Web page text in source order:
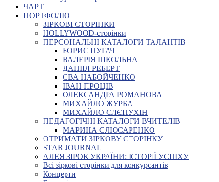
ЧАРТ
ПОРТФОЛІО
ЗІРКОВІ СТОРІНКИ
HOLLYWOOD-сторінки
ПЕРСОНАЛЬНІ КАТАЛОГИ ТАЛАНТІВ
БОРИС ПУГАЧ
ВАЛЕРІЯ ШКОЛЬНА
ДАНІІЛ РЕБЕРТ
ЄВА НАБОЙЧЕНКО
ІВАН ПРОЦІВ
ОЛЕКСАНДРА РОМАНОВА
МИХАЙЛО ЖУРБА
МИХАЙЛО СЛЄПУХІН
ПЕДАГОГІЧНІ КАТАЛОГИ ВЧИТЕЛІВ
МАРИНА СЛЮСАРЕНКО
ОТРИМАТИ ЗІРКОВУ СТОРІНКУ
STAR JOURNAL
АЛЕЯ ЗІРОК УКРАЇНИ: ІСТОРІЇ УСПІХУ
Всі зіркові сторінки для конкурсантів
Концерти